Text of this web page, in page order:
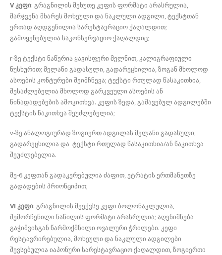
V კეფი: გრაგნილის მეხუთე კეფის ფორმატი არასრულია,
მარჯვენა მხარეს მოხეული და ნაკლული ადგილი, ტექსტთან
ერთად აღდგენილია სარესტავრაციო ქაღალდით;
გამოყენებულია საკონსერვაციო ქაღალდიც;
r-ზე ტექსტი ნაწერია ყავისფერი მელნით, კალიგრაფიული
ნუსხურით; მელანი გადასული, გადარეცხილია, ზოგან მხოლოდ
ასოების კონტურები შეიმჩნევა; ტექსტი რთულად წასაკითხია,
შესაძლებელია მხოლოდ გარკვეული ასოების ან
წინადადებების ამოკითხვა. კეფის ზედა, გაშავებულ ადგილებში
ტექსტის წაკითხვა შეუძლებელია;
v-ზე ანალოგიურად ზოგიერთ ადგილას მელანი გადასული,
გადარეცხილია და ტექსტი რთულად წასაკითხია/ან წაკითხვა
შეუძლებელია.
მე-6 კეფთან გადაკერებულია ძაფით, ეტრატის ერთმანეთზე
გადადების პრიონციპით;
VI კეფი: გრაგნილის მეექვსე კეფი ბოლონაკლულია,
შემორჩენილი ნაწილის ფორმატი არასრულია; აღენიშნება
გაჭიმვისგან წარმოქმნილი ოვალური ჭრილები. კეფი
რესტავრირებულია, მოხეული და ნაკლული ადგილები
შევსებულია იაპონური სარესტავრაციო ქაღალდით, ზოგიერთი